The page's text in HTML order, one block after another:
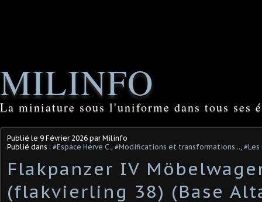
MILINFO
La miniature sous l'uniforme dans tous ses
Publié le 9 Février 2026 par Milinfo
Publié dans : #Espace Herve C., #Modifications et transformations...,
Flakpanzer IV
(flakvierling 38) (Base